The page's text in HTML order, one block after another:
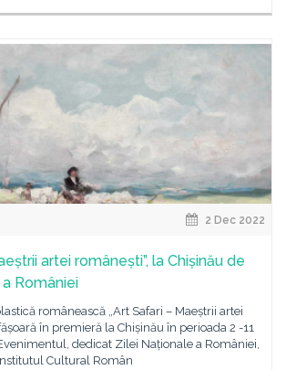
2 Dec 2022
artei românești”, la Chișinău de
României
românească „Art Safari – Maeștrii artei
în premieră la Chișinău în perioada 2 -11
dedicat Zilei Naționale a României,
Cultural Român